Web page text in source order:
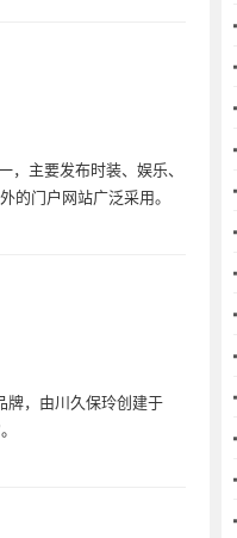
，主要发布时装、娱乐、
的门户网站广泛采用。
牌，由川久保玲创建于